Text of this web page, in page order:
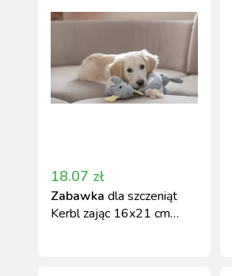
18.07 zł
Zabawka dla szczeniąt
Kerbl zając 16x21 cm